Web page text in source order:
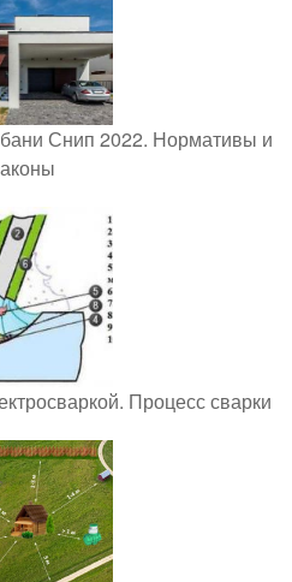
Снип 2022. Нормативы и
Процесс сварки